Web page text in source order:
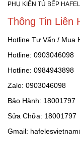
PHỤ KIỆN TỦ BẾP
Thông Tin Liên
Hotline Tư Vấn / Mua
Hotline: 0903046098
Hotline: 0984943898
Zalo: 0903046098
Bảo Hành: 18001797
Sửa Chữa: 18001797
Gmail: